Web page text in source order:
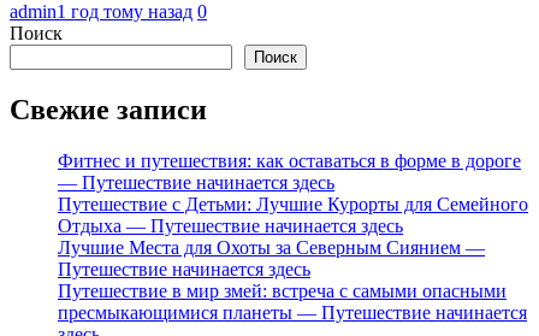
admin1 год тому назад 0
Поиск
Поиск
Свежие записи
Фитнес и путешествия: как оставаться в форме в дороге
— Путешествие начинается здесь
Путешествие с Детьми: Лучшие Курорты для Семейного
Отдыха — Путешествие начинается здесь
Лучшие Места для Охоты за Северным Сиянием —
Путешествие начинается здесь
Путешествие в мир змей: встреча с самыми опасными
пресмыкающимися планеты — Путешествие начинается